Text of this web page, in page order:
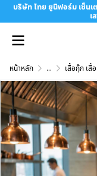
บริษัท ไทย ยูนิฟอร์ม เซ็นเ
เ
หน้าหลัก ... เสื้อกุ๊ก เสื้